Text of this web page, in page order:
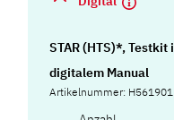
STAR (HTS)*,
digitalem Manual
Artikelnummer: H561901